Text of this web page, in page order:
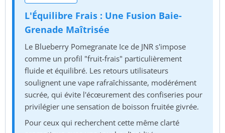
L'Équilibre Frais : Une Fusion Baie-
Grenade Maîtrisée
Le Blueberry Pomegranate Ice de JNR s'impose
comme un profil "fruit-frais" particulièrement
fluide et équilibré. Les retours utilisateurs
soulignent une vape rafraîchissante, modérément
sucrée, qui évite l'écœurement des confiseries pour
privilégier une sensation de boisson fruitée givrée.
Pour ceux qui recherchent cette même clarté